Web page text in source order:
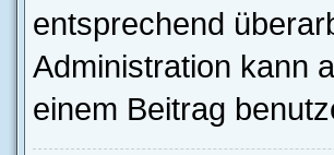
entsprechend
Administration kann
einem Beitrag